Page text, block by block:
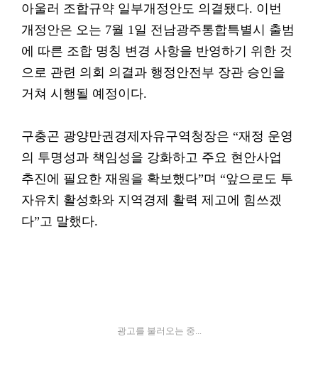
아울러 조합규약 일부개정안도 의결됐다. 이번
개정안은 오는 7월 1일 전남광주통합특별시 출범
에 따른 조합 명칭 변경 사항을 반영하기 위한 것
으로 관련 의회 의결과 행정안전부 장관 승인을
거쳐 시행될 예정이다.
구충곤 광양만권경제자유구역청장은 “재정 운영
의 투명성과 책임성을 강화하고 주요 현안사업
추진에 필요한 재원을 확보했다”며 “앞으로도 투
자유치 활성화와 지역경제 활력 제고에 힘쓰겠
다”고 말했다.
광고를 불러오는 중...